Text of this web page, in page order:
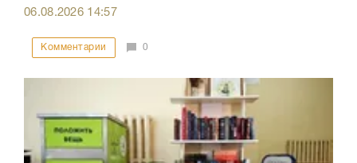
06.08.2026 14:57
Комментарии 0